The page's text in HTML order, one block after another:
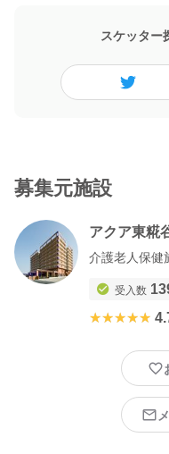
スケッター
募集元施設
アクア東糀
介護老人保健
受入数
★★★★★
★★★★★